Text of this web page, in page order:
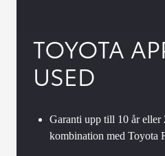
TOYOTA
USED
Garanti upp till 10 år eller
kombination med Toyota